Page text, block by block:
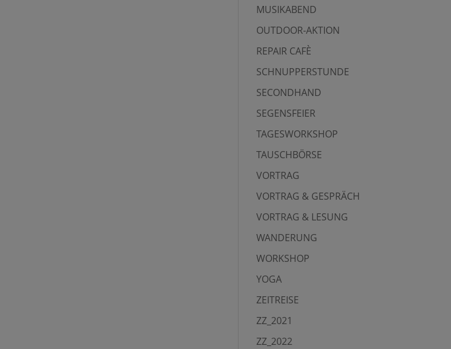
MUSIKABEND
OUTDOOR-AKTION
REPAIR CAFÈ
SCHNUPPERSTUNDE
SECONDHAND
SEGENSFEIER
TAGESWORKSHOP
TAUSCHBÖRSE
VORTRAG
VORTRAG & GESPRÄCH
VORTRAG & LESUNG
WANDERUNG
WORKSHOP
YOGA
ZEITREISE
ZZ_2021
ZZ_2022